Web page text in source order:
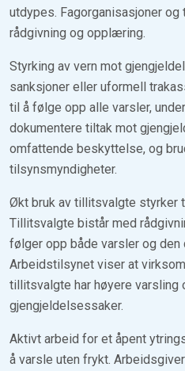
utdypes. Fagorganisasjoner
rådgivning og opplæring.
Styrking av vern mot
sanksjoner eller uformell
til å følge opp alle varsler,
dokumentere tiltak mot
omfattende beskyttelse, og
tilsynsmyndigheter.
Økt bruk av tillitsvalgte styrker
Tillitsvalgte bistår med
følger opp både varsler og
Arbeidstilsynet viser at
tillitsvalgte har høyere varsling
gjengjeldelsessaker.
Aktivt arbeid for et åpent
å varsle uten frykt.